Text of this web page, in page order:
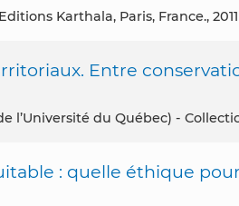
Karthala, Paris, France., 2011
Entre
l’Université du Québec) -
: quelle éthique